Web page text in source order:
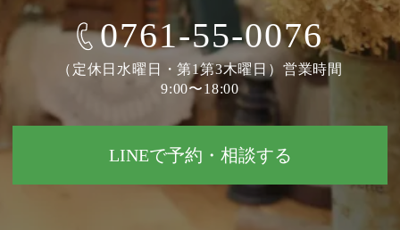
0761-55-0076
（定休日水曜日・第1第3木曜日）営業時間
9:00〜18:00
LINEで予約・相談する